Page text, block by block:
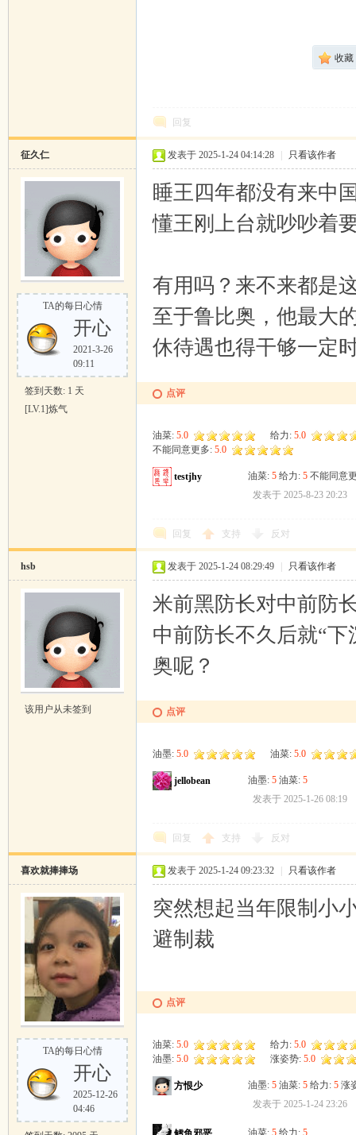
收藏
回复
征久仁
TA的每日心情
开心
2021-3-26
09:11
签到天数: 1 天
[LV.1]炼气
发表于 2025-1-24 04:14:28 只看该作者
睡王四年都没有来中
懂王刚上台就吵吵着
有用吗？来不来都是
至于鲁比奥，他最大
休待遇也得干够一定
点评
油菜: 5.0 给力: 5.0
不能同意更多: 5.0
testjhy 油菜: 5 给力: 5 不能同意
发表于 2025-8-23 20:23
回复 支持 反对
hsb
该用户从未签到
发表于 2025-1-24 08:29:49 只看该作者
米前黑防长对中前防
中前防长不久后就“
奥呢？
点评
油墨: 5.0 油菜: 5.0
jellobean 油墨: 5 油菜: 5
发表于 2025-1-26 08:19
回复 支持 反对
喜欢就捧捧场
TA的每日心情
开心
2025-12-26
04:46
发表于 2025-1-24 09:23:32 只看该作者
突然想起当年限制小
避制裁
点评
油菜: 5.0 给力: 5.0
油墨: 5.0 涨姿势: 5.0
方恨少 油墨: 5 油菜: 5 给力: 5 涨
发表于 2025-1-24 23:26
油菜: 5 给力: 5